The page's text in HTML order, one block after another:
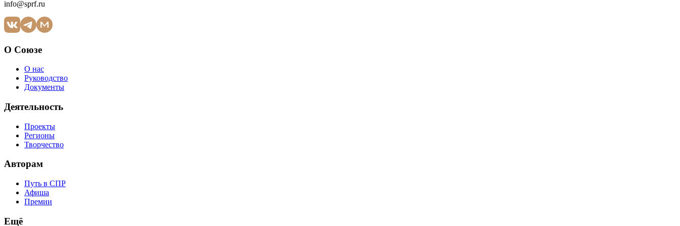
info@sprf.ru
О Союзе
О нас
Руководство
Документы
Деятельность
Проекты
Регионы
Творчество
Авторам
Путь в СПР
Афиша
Премии
Ещё